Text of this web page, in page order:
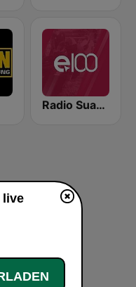
Radio Suara Surabaya
live